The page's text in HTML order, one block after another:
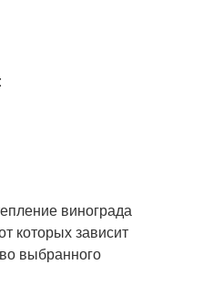
винограда
которых зависит
выбранного